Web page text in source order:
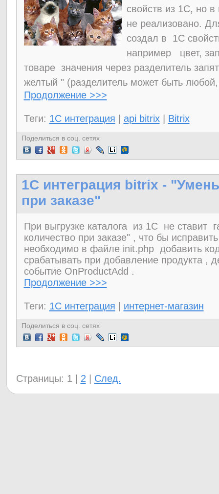
свойств из 1С, но в
не реализовано.
создал в 1С
например цвет,
товаре значения через разделитель
желтый " (разделитель может быть
Продолжение >>>
Теги: 1C интеграция api bitrix| Bitrix
Поделиться в соц. сетях
1C интеграция bitrix -
при заказе"
При выгрузке каталога из 1С не ставит
количество при заказе" , что бы
необходимо в файле init.php добавить
срабатывать при добавление продукта ,
событие OnProductAdd .
Продолжение >>>
Теги: 1C интеграция интернет-магазин
Поделиться в соц. сетях
Страницы: 1 2 След.